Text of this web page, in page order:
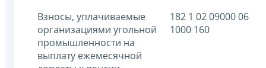
Взносы, уплачиваемые
организациями угольной
промышленности на
выплату ежемесячной
182 1 02 09000 06
1000 160